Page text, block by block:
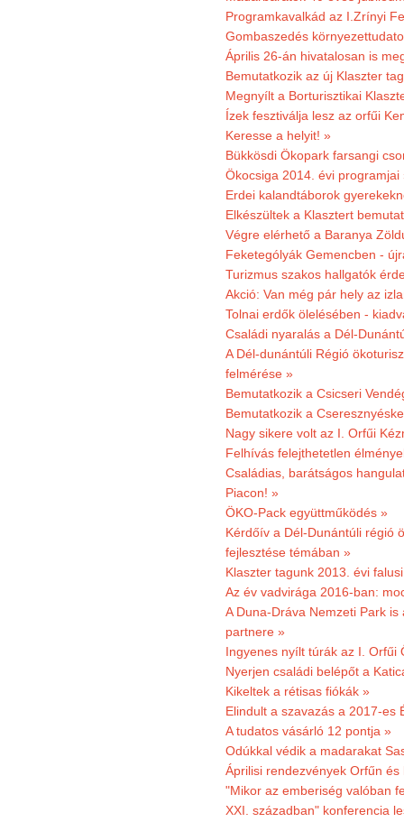
Programkavalkád az I.Zrínyi
Gombaszedés
Április 26-án hivatalosan is
Bemutatkozik az új Klaszter
Megnyílt a Borturisztikai
Ízek fesztiválja lesz az orfűi
Keresse a helyit! »
Bükkösdi Ökopark farsangi
Ökocsiga 2014. évi programjai
Erdei kalandtáborok
Elkészültek a Klasztert
Végre elérhető a Baranya
Feketególyák Gemencben -
Turizmus szakos hallgatók
Akció: Van még pár hely az
Tolnai erdők ölelésében -
Családi nyaralás a Dél-
A Dél-dunántúli Régió
felmérése »
Bemutatkozik a Csicseri
Bemutatkozik a
Nagy sikere volt az I. Orfűi
Felhívás felejthetetlen
Családias, barátságos
Piacon! »
ÖKO-Pack együttműködés »
Kérdőív a Dél-Dunántúli régió
fejlesztése témában »
Klaszter tagunk 2013. évi
Az év vadvirága 2016-ban:
A Duna-Dráva Nemzeti Park
partnere »
Ingyenes nyílt túrák az I. Orfűi
Nyerjen családi belépőt a
Kikeltek a rétisas fiókák »
Elindult a szavazás a 2017-es
A tudatos vásárló 12 pontja »
Odúkkal védik a madarakat
Áprilisi rendezvények Orfűn és
"Mikor az emberiség valóban
XXI. században" konferencia